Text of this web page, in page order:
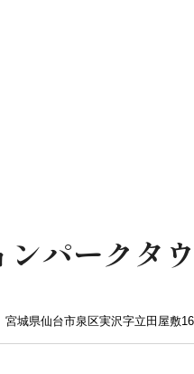
オイル交換
代表メッセージ
1303 北海道札幌市手稲区曙4条3丁目
パークタ
城県仙台市泉区実沢字立田屋敷